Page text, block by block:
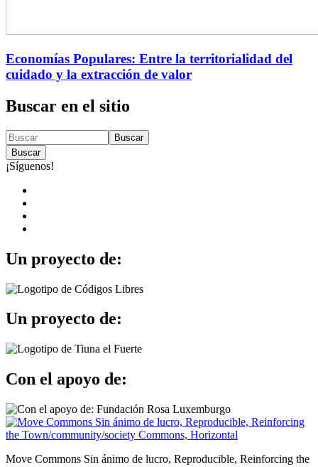
Economías Populares: Entre la territorialidad del
cuidado y la extracción de valor
Buscar en el sitio
Buscar
Buscar
¡Síguenos!
Un proyecto de:
Un proyecto de:
Con el apoyo de:
Move Commons Sin ánimo de lucro, Reproducible, Reinforcing the